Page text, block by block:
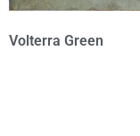
Volterra Green